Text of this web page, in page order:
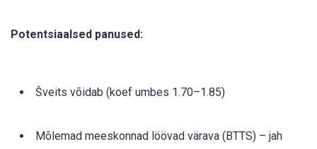
Potentsiaalsed panused:
Šveits võidab (koef umbes 1.70–1.85)
Mõlemad meeskonnad löövad värava (BTTS) – jah